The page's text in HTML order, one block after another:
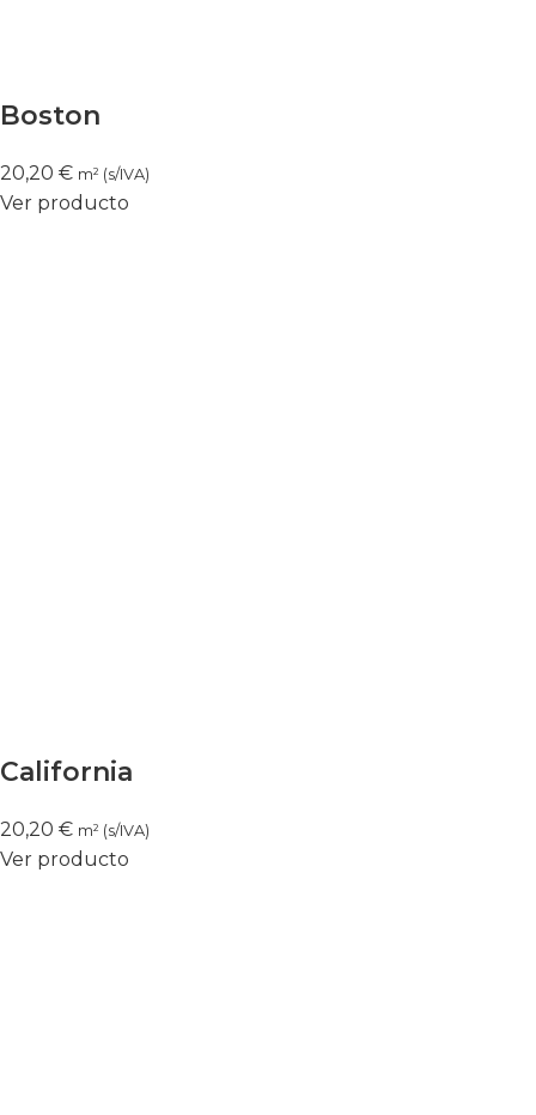
Boston
20,20 € m² (s/IVA)
Ver producto
California
20,20 € m² (s/IVA)
Ver producto